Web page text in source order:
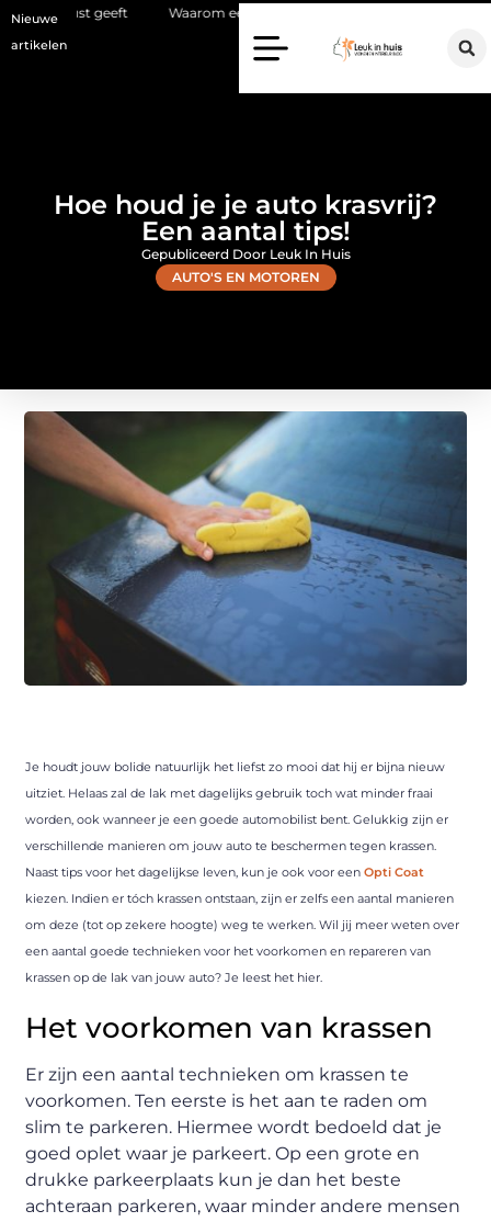
Nieuwe
artikelen
Waarom een makelaar in Hilversum nu het verschil maakt
Hoe houd je je auto krasvrij?
Een aantal tips!
AUTO'S EN MOTOREN
Gepubliceerd Door Leuk In Huis
Je houdt jouw bolide natuurlijk het liefst zo mooi dat hij er bijna nieuw
uitziet. Helaas zal de lak met dagelijks gebruik toch wat minder fraai
worden, ook wanneer je een goede automobilist bent. Gelukkig zijn er
verschillende manieren om jouw auto te beschermen tegen krassen.
Naast tips voor het dagelijkse leven, kun je ook voor eenOpti Coat
kiezen. Indien er tóch krassen ontstaan, zijn er zelfs een aantal manieren
om deze (tot op zekere hoogte) weg te werken. Wil jij meer weten over
een aantal goede technieken voor het voorkomen en repareren van
krassen op de lak van jouw auto? Je leest het hier.
Het voorkomen van krassen
Er zijn een aantal technieken om krassen te
voorkomen. Ten eerste is het aan te raden om
slim te parkeren. Hiermee wordt bedoeld dat je
goed oplet waar je parkeert. Op een grote en
drukke parkeerplaats kun je dan het beste
achteraan parkeren, waar minder andere mensen